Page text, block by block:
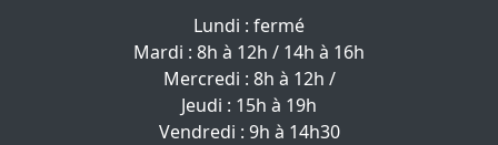
Lundi : fermé
Mardi : 8h à 12h / 14h à 16h
Mercredi : 8h à 12h /
Jeudi : 15h à 19h
Vendredi : 9h à 14h30